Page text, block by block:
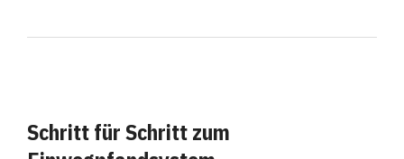
Schritt für Schritt zum